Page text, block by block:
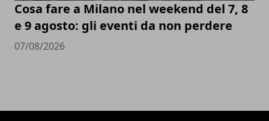
Cosa fare a Milano nel weekend del 7, 8
e 9 agosto: gli eventi da non perdere
07/08/2026